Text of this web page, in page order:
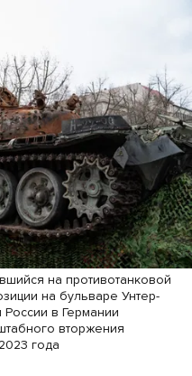
на противотанковой
на бульваре Унтер-
в Германии
вторжения
года